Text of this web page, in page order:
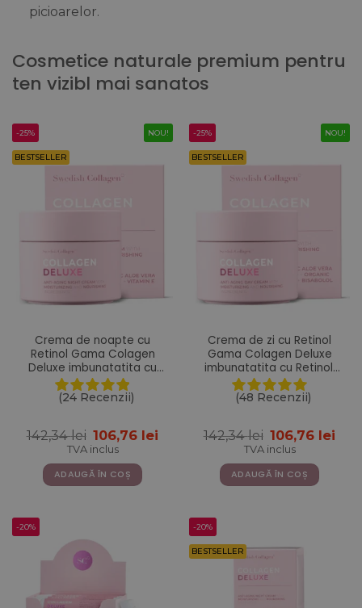
picioarelor.
Cosmetice naturale premium pentru
ten vizibl mai sanatos
-25%
BESTSELLER
NOU!
Crema de noapte cu
Retinol Gama Colagen
Deluxe imbunatatita cu
Aloe Vera, Unt de Shea,
Vitamina E si Niacinamide
(24 Recenzii)
142,34lei Prețul
inițial
a
fost:
142,34 lei.
106,76 lei
TVA inclus
ADAUGĂ ÎN COȘ
-25%
BESTSELLER
NOU!
Crema de zi cu Retinol
Gama Colagen Deluxe
imbunatatita cu Retinol,
Acid Hialuronic, Colagen
Marin, Vitamina E, Unt de
Shea, Ulei de Jojoba, Aloe
(48 Recenzii)
142,34lei Prețul
inițial
a
fost:
142,34 lei.
106,76 lei
TVA inclus
ADAUGĂ ÎN COȘ
-20% -20%
BESTSELLER